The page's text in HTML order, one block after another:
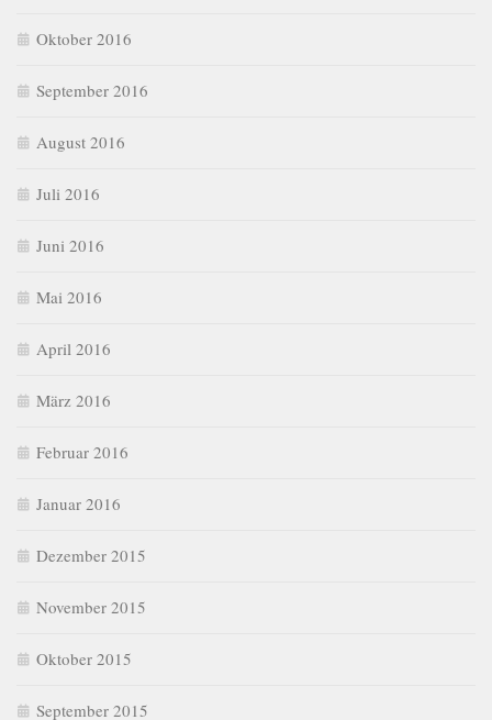
Oktober 2016
September 2016
August 2016
Juli 2016
Juni 2016
Mai 2016
April 2016
März 2016
Februar 2016
Januar 2016
Dezember 2015
November 2015
Oktober 2015
September 2015